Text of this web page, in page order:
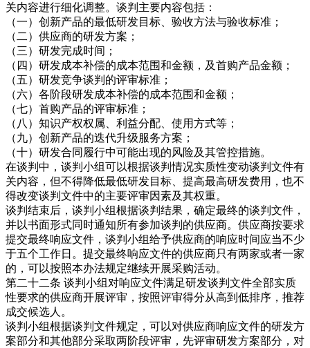
关内容进行细化调整。谈判主要内容包括：
（一）创新产品的最低研发目标、验收方法与验收标准；
（二）供应商的研发方案；
（三）研发完成时间；
（四）研发成本补偿的成本范围和金额，及首购产品金额；
（五）研发竞争谈判的评审标准；
（六）各阶段研发成本补偿的成本范围和金额；
（七）首购产品的评审标准；
（八）知识产权权属、利益分配、使用方式等；
（九）创新产品的迭代升级服务方案；
（十）研发合同履行中可能出现的风险及其管控措施。
在谈判中，谈判小组可以根据谈判情况实质性变动谈判文件有
关内容，但不得降低最低研发目标、提高最高研发费用，也不
得改变谈判文件中的主要评审因素及其权重。
谈判结束后，谈判小组根据谈判结果，确定最终的谈判文件，
并以书面形式同时通知所有参加谈判的供应商。供应商按要求
提交最终响应文件，谈判小组给予供应商的响应时间应当不少
于五个工作日。提交最终响应文件的供应商只有两家或者一家
的，可以按照本办法规定继续开展采购活动。
第二十二条 谈判小组对响应文件满足研发谈判文件全部实质
性要求的供应商开展评审，按照评审得分从高到低排序，推荐
成交候选人。
谈判小组根据谈判文件规定，可以对供应商响应文件的研发方
案部分和其他部分采取两阶段评审，先评审研发方案部分，对